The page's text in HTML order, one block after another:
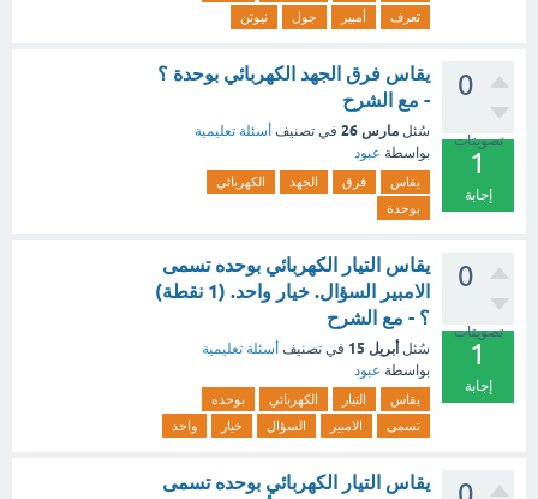
تعرف
أمبير جول نيوتن
0
تصويتات
1
إجابة
يقاس فرق الجهد الكهربائي بوحدة ؟
- مع الشرح
سُئل مارس 26 في تصنيف أسئلة تعليمية
بواسطة عبود
يقاس فرق الجهد
الكهربائي
بوحدة
0
تصويتات
1
إجابة
يقاس التيار الكهربائي بوحده تسمى
الامبير السؤال. خيار واحد. (1 نقطة)
؟ - مع الشرح
سُئل أبريل 15 في تصنيف أسئلة تعليمية
بواسطة عبود
يقاس التيار الكهربائي
بوحده
تسمى
الامبير السؤال خيار واحد
يقاس التيار الكهربائي بوحده تسمى